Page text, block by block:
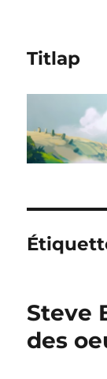
Titlap
Steve
des